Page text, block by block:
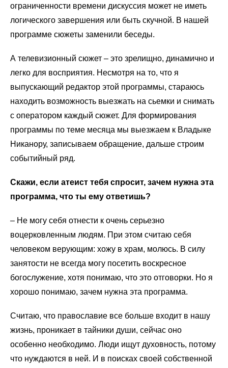
ограниченности времени дискуссия может не иметь
логического завершения или быть скучной. В нашей
программе сюжеты заменили беседы.
А телевизионный сюжет – это зрелищно, динамично и
легко для восприятия. Несмотря на то, что я
выпускающий редактор этой программы, стараюсь
находить возможность выезжать на сьемки и снимать
с оператором каждый сюжет. Для формирования
программы по теме месяца мы выезжаем к Владыке
Никанору, записываем обращение, дальше строим
событийный ряд.
Скажи, если атеист тебя спросит, зачем нужна эта
программа, что ты ему ответишь?
– Не могу себя отнести к очень серьезно
воцерковленным людям. При этом считаю себя
человеком верующим: хожу в храм, молюсь. В силу
занятости не всегда могу посетить воскресное
богослужение, хотя понимаю, что это отговорки. Но я
хорошо понимаю, зачем нужна эта программа.
Считаю, что православие все больше входит в нашу
жизнь, проникает в тайники души, сейчас оно
особенно необходимо. Люди ищут духовность, потому
что нуждаются в ней. И в поисках своей собственной